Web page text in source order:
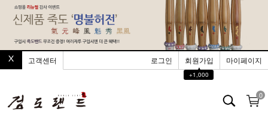
고객센터 로그인
회원가입
▲
+1,000
마이페이지
0